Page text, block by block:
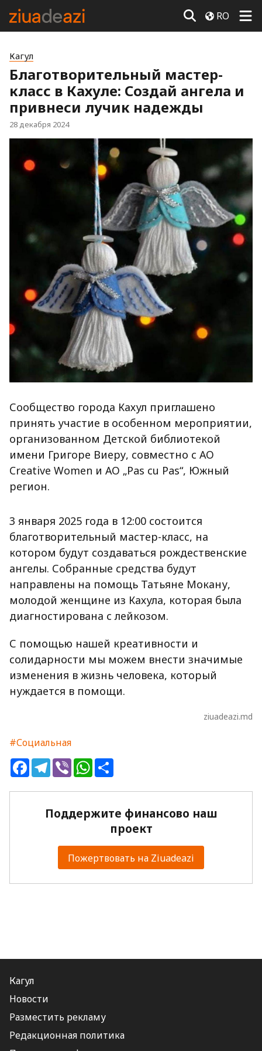
RO
Кагул
Благотворительный мастер-
класс в Кахуле: Создай ангела и
привнеси лучик надежды
28 декабря 2024
Сообщество города Кахул приглашено
принять участие в особенном мероприятии,
организованном Детской библиотекой
имени Григоре Виеру, совместно с АО
Creative Women и АО „Pas cu Pas“, Южный
регион.
3 января 2025 года в 12:00 состоится
благотворительный мастер-класс, на
котором будут создаваться рождественские
ангелы. Собранные средства будут
направлены на помощь Татьяне Мокану,
молодой женщине из Кахула, которая была
диагностирована с лейкозом.
С помощью нашей креативности и
солидарности мы можем внести значимые
изменения в жизнь человека, который
нуждается в помощи.
ziuadeazi.md
#Социальная
FacebookTelegram
ViberWhatsApp
Поддержите финансово наш
проект
Пожертвовать на Ziuadeazi
Кагул
Новости
Разместить рекламу
Редакционная политика